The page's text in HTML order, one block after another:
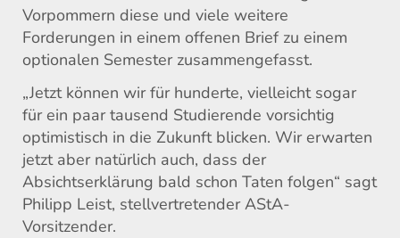
Vorpommern diese und viele weitere
Forderungen in einem offenen Brief zu einem
optionalen Semester zusammengefasst.
„Jetzt können wir für hunderte, vielleicht sogar
für ein paar tausend Studierende vorsichtig
optimistisch in die Zukunft blicken. Wir erwarten
jetzt aber natürlich auch, dass der
Absichtserklärung bald schon Taten folgen“ sagt
Philipp Leist, stellvertretender AStA-
Vorsitzender.